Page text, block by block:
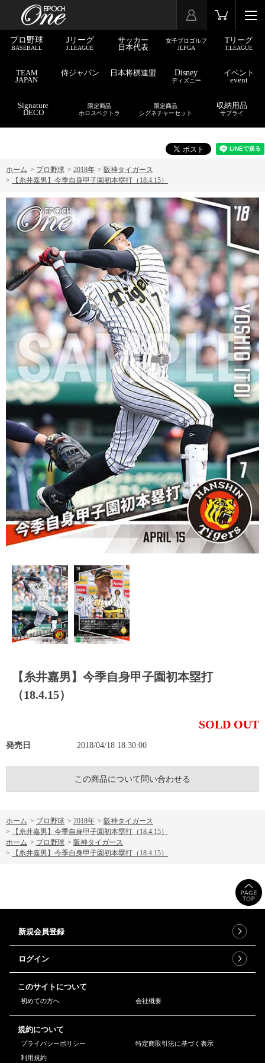
プロ野球
BASEBALL
Jリーグ
J.LEAGUE
サッカー
日本代表
女子プロゴルフ
JLPGA
Tリーグ
T.LEAGUE
TEAM
JAPAN
侍ジャパン 日本将棋連盟 Disney
ディズニー
イベント
event
Signature
DECO
限定商品
ホロスペクトラ
限定商品
シグネチャーセット
収納用品
サプライ
ホーム > プロ野球 > 2018年 > 阪神タイガース
>
【糸井嘉男】今季自身甲子園初本塁打（18.4.15）
【糸井嘉男】今季自身甲子園初本塁打
（18.4.15）
SOLD OUT
発売日 2018/04/18 18:30:00
この商品について問い合わせる
ホーム > プロ野球 > 2018年 > 阪神タイガース
>
【糸井嘉男】今季自身甲子園初本塁打（18.4.15）
ホーム > プロ野球 > 阪神タイガース
>
【糸井嘉男】今季自身甲子園初本塁打（18.4.15）
新規会員登録
ログイン
このサイトについて
初めての方へ 会社概要
規約について
プライバシーポリシー
特定商取引法に基づく表示
利用規約